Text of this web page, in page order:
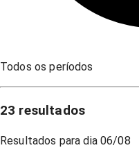
Todos os períodos
23 resultados
Resultados para dia 06/08